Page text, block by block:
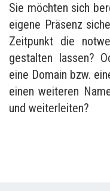
Sie möchten sich
eigene Präsenz
Zeitpunkt die
gestalten lassen?
eine Domain bzw.
einen weiteren
und weiterleiten?